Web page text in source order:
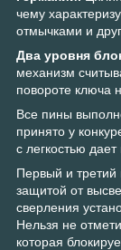
чему
отмычками и
Два уровня
механизм
повороте ключа
Все пины
принято у
с легкостью
Первый и третий
защитой от
сверления
Нельзя не
которая